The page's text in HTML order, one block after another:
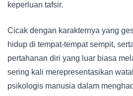
keperluan tafsir.
Cicak dengan karakternya yang
hidup di tempat-tempat sempit,
pertahanan diri yang luar biasa
sering kali merepresentasikan
psikologis manusia dalam